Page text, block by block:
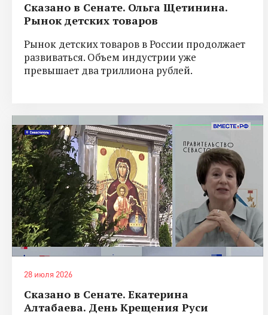
Сказано в Сенате. Ольга Щетинина.
Рынок детских товаров
Рынок детских товаров в России продолжает
развиваться. Объем индустрии уже
превышает два триллиона рублей.
28 июля 2026
Сказано в Сенате. Екатерина
Алтабаева. День Крещения Руси